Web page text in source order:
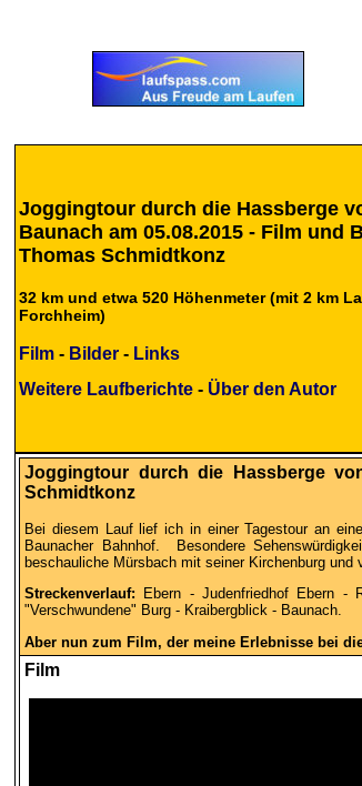
Joggingtour durch die Hassberge
Baunach am 05.08.2015 - Film und
Thomas Schmidtkonz
32 km und etwa 520 Höhenmeter (mit 2 km
Forchheim)
Film - Bilder - Links
Weitere Laufberichte - Über den Autor
Joggingtour durch die Hassberge
Schmidtkonz
Bei diesem Lauf lief ich in einer Tagestour an
Baunacher Bahnhof. Besondere
beschauliche Mürsbach mit seiner Kirchenburg und
Streckenverlauf: Ebern - Judenfriedhof Ebern -
"Verschwundene" Burg - Kraibergblick - Baunach.
Aber nun zum Film, der meine Erlebnisse bei
Film